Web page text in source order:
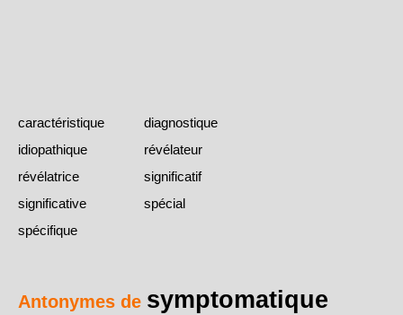
caractéristique
diagnostique
idiopathique
révélateur
révélatrice
significatif
significative
spécial
spécifique
Antonymes de symptomatique